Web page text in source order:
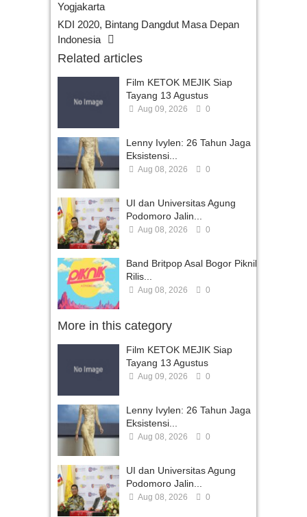
Yogjakarta
KDI 2020, Bintang Dangdut Masa Depan
Indonesia
Related articles
Film KETOK MEJIK Siap
Tayang 13 Agustus
Aug 09, 2026 0
Lenny Ivylen: 26 Tahun Jaga
Eksistensi...
Aug 08, 2026 0
UI dan Universitas Agung
Podomoro Jalin...
Aug 08, 2026 0
Band Britpop Asal Bogor Piknik
Rilis...
Aug 08, 2026 0
More in this category
Film KETOK MEJIK Siap
Tayang 13 Agustus
Aug 09, 2026 0
Lenny Ivylen: 26 Tahun Jaga
Eksistensi...
Aug 08, 2026 0
UI dan Universitas Agung
Podomoro Jalin...
Aug 08, 2026 0